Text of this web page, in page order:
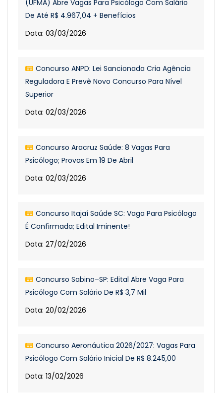
(UFMA) Abre Vagas Para Psicólogo Com Salário
De Até R$ 4.967,04 + Benefícios
Data: 03/03/2026
Concurso ANPD: Lei Sancionada Cria Agência
Reguladora E Prevê Novo Concurso Para Nível
Superior
Data: 02/03/2026
Concurso Aracruz Saúde: 8 Vagas Para
Psicólogo; Provas Em 19 De Abril
Data: 02/03/2026
Concurso Itajaí Saúde SC: Vaga Para Psicólogo
É Confirmada; Edital Iminente!
Data: 27/02/2026
Concurso Sabino–SP: Edital Abre Vaga Para
Psicólogo Com Salário De R$ 3,7 Mil
Data: 20/02/2026
Concurso Aeronáutica 2026/2027: Vagas Para
Psicólogo Com Salário Inicial De R$ 8.245,00
Data: 13/02/2026